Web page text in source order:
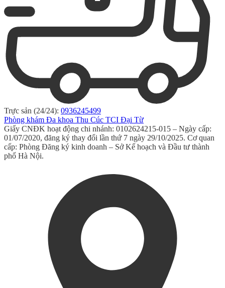
Trực sản (24/24): 0936245499
Phòng khám Đa khoa Thu Cúc TCI Đại Từ
Giấy CNĐK hoạt động chi nhánh: 0102624215-015 – Ngày cấp:
01/07/2020, đăng ký thay đổi lần thứ 7 ngày 29/10/2025. Cơ quan
cấp: Phòng Đăng ký kinh doanh – Sở Kế hoạch và Đầu tư thành
phố Hà Nội.